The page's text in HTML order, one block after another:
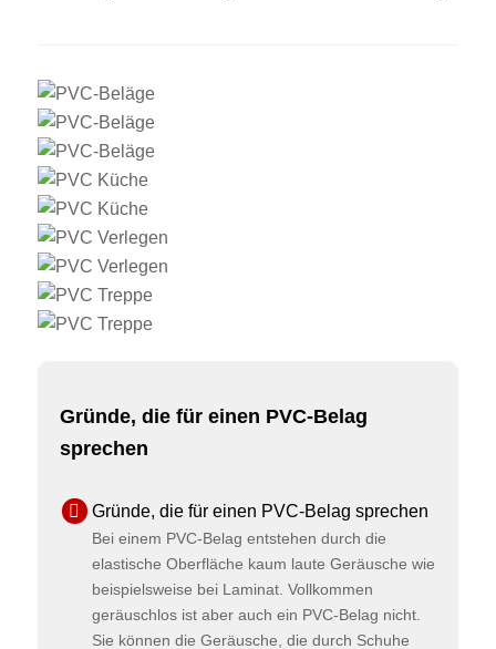
Gründe, die für einen PVC-Belag
sprechen
Gründe, die für einen PVC-Belag sprechen
Bei einem PVC-Belag entstehen durch die
elastische Oberfläche kaum laute Geräusche wie
beispielsweise bei Laminat. Vollkommen
geräuschlos ist aber auch ein PVC-Belag nicht.
Sie können die Geräusche, die durch Schuhe